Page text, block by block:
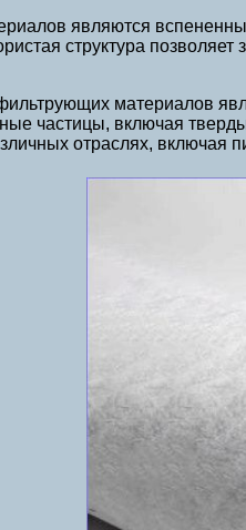
являются
структура
материалов
частицы, включая
отраслях, включая